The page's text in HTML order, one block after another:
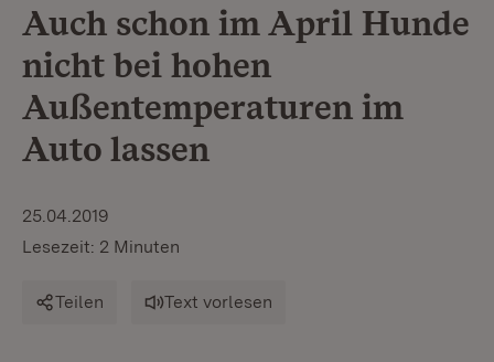
Auch schon im April Hunde
nicht bei hohen
Außentemperaturen im
Auto lassen
25.04.2019
Lesezeit: 2 Minuten
Teilen Text vorlesen